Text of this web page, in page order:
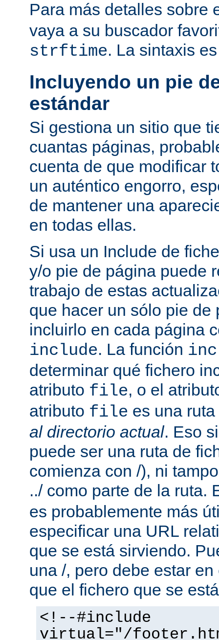
Para más detalles sobre
vaya a su buscador
strftime. La sintaxis
Incluyendo un pie
estándar
Si gestiona un sitio que
cuantas páginas,
cuenta de que modificar
un auténtico engorro,
de mantener una
en todas ellas.
Si usa un Include de
y/o pie de página puede
trabajo de estas
que hacer un sólo pie de
incluirlo en cada página
include. La función
determinar qué fichero
atributo file, o el
atributo file es una
al directorio actual. Eso
puede ser una ruta de
comienza con /), ni
../ como parte de la ruta.
es probablemente más
especificar una URL
que se está sirviendo.
una /, pero debe estar
que el fichero que se
<!--#include
virtual="/